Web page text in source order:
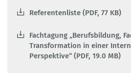
Referentenliste (PDF, 77 KB)
Fachtagung „Berufsbildung,
Transformation in einer
Perspektive“ (PDF, 19.0 MB)